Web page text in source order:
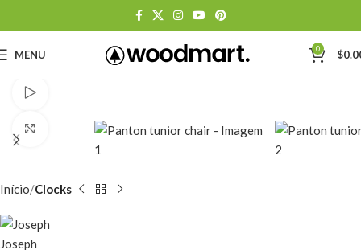
MENU 0 $
Click to enlarge
Início Clocks